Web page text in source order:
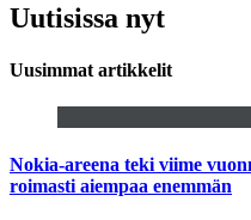
Uutisissa nyt
Uusimmat artikkelit
Nokia-areena teki viime
roimasti aiempaa enemmän